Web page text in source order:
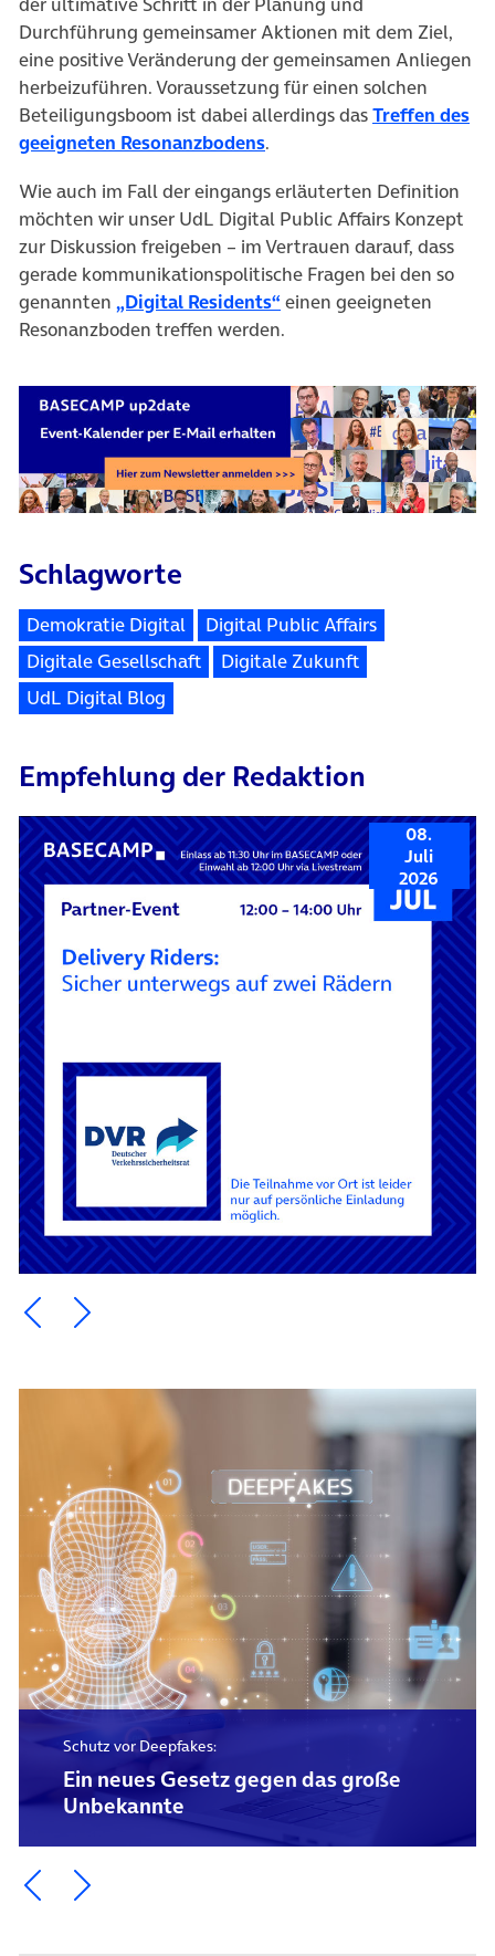
Durchführung gemeinsamer Aktionen mit dem Ziel,
eine positive Veränderung der gemeinsamen Anliegen
herbeizuführen. Voraussetzung für einen solchen
Beteiligungsboom ist dabei allerdings dasTreffen des
geeigneten Resonanzbodens(öffnet in neuem Tab)
.
Wie auch im Fall der eingangs erläuterten Definition
möchten wir unser UdL Digital Public Affairs Konzept
zur Diskussion freigeben – im Vertrauen darauf, dass
gerade kommunikationspolitische Fragen bei den so
genannten „Digital Residents“ (öffnet in neuem Tab)
einen geeigneten
Resonanzboden treffen werden.
Schlagworte
Demokratie Digital
Digital Public Affairs
Digitale Gesellschaft
Digitale Zukunft
UdL Digital Blog
Empfehlung der Redaktion
08.
Juli
2026
Ein Element zurück blättern
Ein Element weiter blättern
Schutz vor Deepfakes:
Ein neues Gesetz gegen das große
Unbekannte
Ein Element zurück blättern
Ein Element weiter blättern